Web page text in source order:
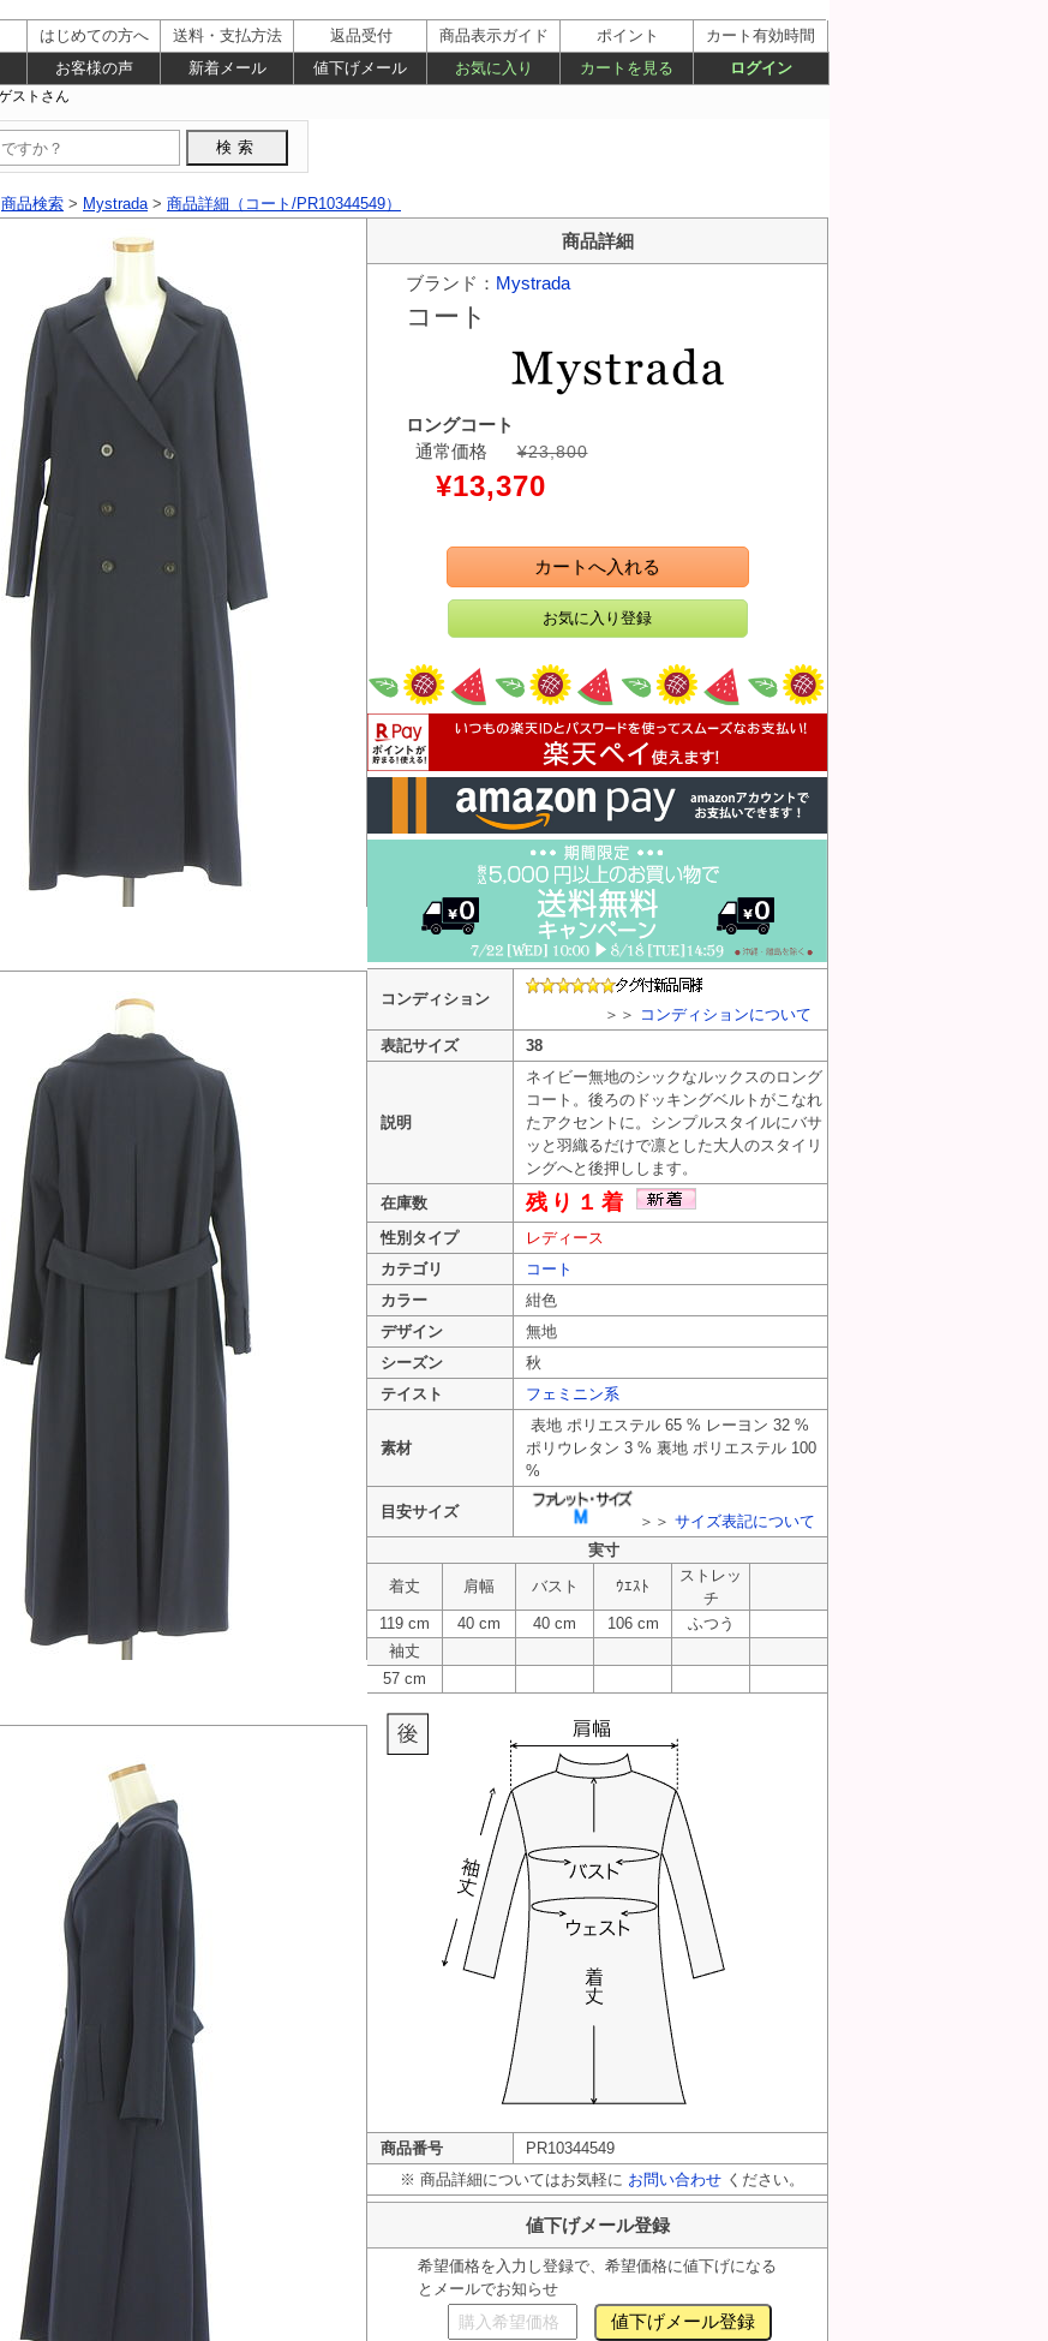
商品検索 > Mystrada> 商品詳細（コート/PR10344549）
商品詳細
ブランド： Mystrada
コート
ロングコート
通常価格
¥23,800
¥13,370
カートへ入れる
コンディション
＞＞ コンディションについて
表記サイズ
38
説明
ネイビー無地のシックなルックスのロング
コート。後ろのドッキングベルトがこなれ
たアクセントに。シンプルスタイルにバサ
ッと羽織るだけで凛とした大人のスタイリ
ングへと後押しします。
在庫数
残り１着
性別タイプ
レディース
カテゴリ
コート
カラー
紺色
デザイン
無地
シーズン
秋
テイスト
フェミニン系
素材
表地 ポリエステル 65 % レーヨン 32 %
ポリウレタン 3 % 裏地 ポリエステル 100
%
目安サイズ
＞＞ サイズ表記について
実寸
着丈
肩幅 バスト ｳｴｽﾄ
ストレッ
チ
119 cm
40 cm 40 cm 106 cm
ふつう
袖丈
57 cm
商品番号
PR10344549
※ 商品詳細についてはお気軽に お問い合わせ ください。
値下げメール登録
希望価格を入力し登録で、希望価格に値下げになる
とメールでお知らせ
Mystrada（マイストラーダ） PR10344549
> Mystrada（マイストラーダ） PR10344549
はじめての方へ 送料・支払方法 返品受付 商品表示ガイド ポイント
カート有効時間
お客様の声 新着メール 値下げメール お気に入り カートを見る ログイン